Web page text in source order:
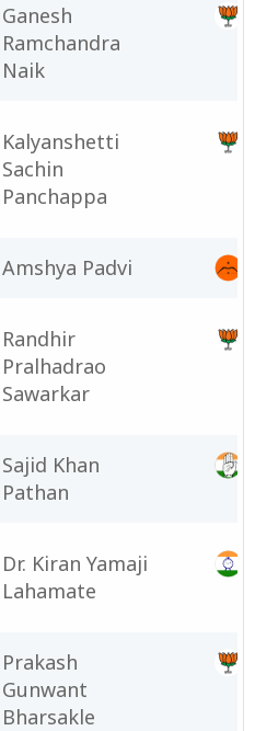
Ganesh
Ramchandra
Naik
Kalyanshetti
Sachin
Panchappa
Amshya Padvi
Randhir
Pralhadrao
Sawarkar
Sajid Khan
Pathan
Dr. Kiran Yamaji
Lahamate
Prakash
Gunwant
Bharsakle